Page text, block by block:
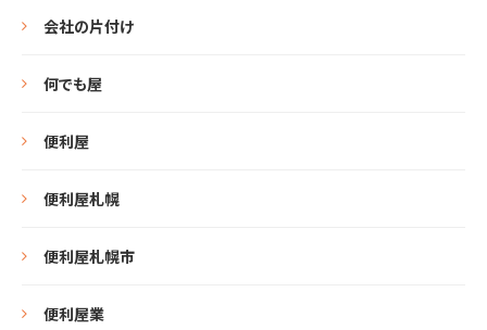
会社の片付け
何でも屋
便利屋
便利屋札幌
便利屋札幌市
便利屋業